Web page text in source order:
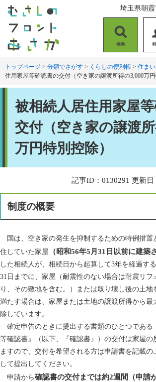
す
。
し
て
索
用
者
別
埼玉県朝
トップページ > 分類でさがす > くらしの便利帳 > 住まい
住用家屋等確認書の交付（空き家の譲渡所得の3,000万円
被相続人居住用家屋
交付（空き家の譲渡
万円特別控除）
記事ID：0130291 更新日
制度の概要
国は、空き家の発生を抑制するための特例措置
住していた家屋
（昭和56年5月31日以前に建築
した相続人が、相続日から起算して3年を経過す
31日までに、家屋（耐震性のない場合は耐震リフ
り、その敷地を含む。）または取り壊し後の土地
満たす場合は、家屋または土地の譲渡所得から最
除しています。
確定申告のときに提出する書類のひとつである
等確認書』（以下、『確認書』）の交付は家屋の
ますので、交付を希望される方は申請書を記載
して提出してください。
申請から確認書の交付までは約2週間（申請